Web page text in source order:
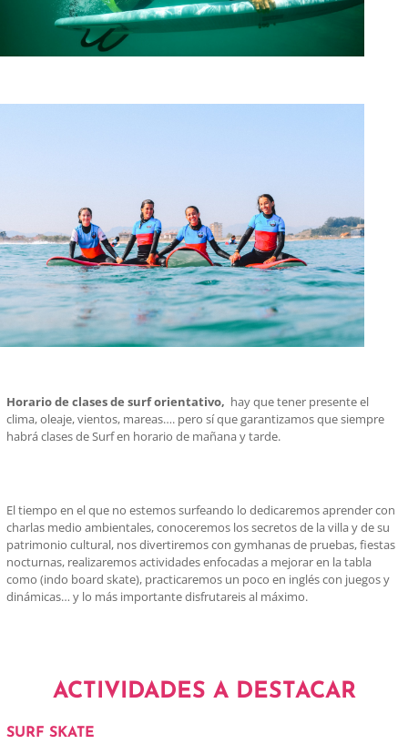
Horario de clases de surf orientativo, hay que tener presente el
clima, oleaje, vientos, mareas…. pero sí que garantizamos que siempre
habrá clases de Surf en horario de mañana y tarde.
El tiempo en el que no estemos surfeando lo dedicaremos aprender con
charlas medio ambientales, conoceremos los secretos de la villa y de su
patrimonio cultural, nos divertiremos con gymhanas de pruebas, fiestas
nocturnas, realizaremos actividades enfocadas a mejorar en la tabla
como (indo board skate), practicaremos un poco en inglés con juegos y
dinámicas… y lo más importante disfrutareis al máximo.
ACTIVIDADES A DESTACAR
SURF SKATE